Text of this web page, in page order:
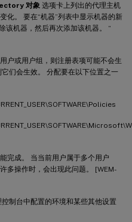
对象 选项卡上列出的代理主机
化。 要在“机器”列表中显示机器的新
该机器，然后再次添加该机器。 “
户或用户组，则注册表项可能不会生
们会生效。 分配要在以下位置之一
完成。 当当前用户属于多个用户
多操作时，会出现此问题。 [WEM-
制台中配置的环境和某些其他设置